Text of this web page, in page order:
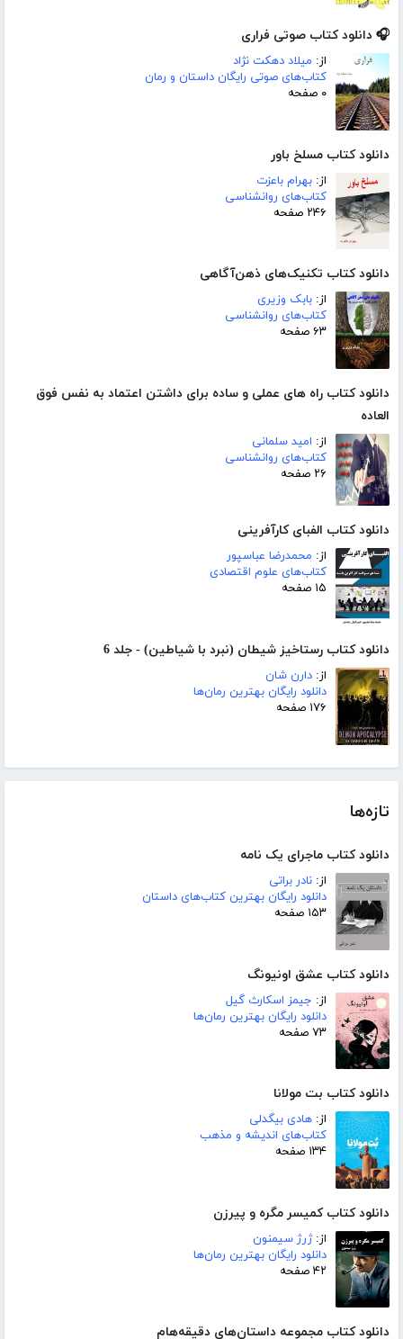
🎧 دانلود کتاب صوتی فراری
از: میلاد دهکت نژاد
کتاب‌های صوتی رایگان داستان و رمان
۰ صفحه
دانلود کتاب مسلخ باور
از: بهرام باعزت
کتاب‌های روانشناسی
۲۴۶ صفحه
دانلود کتاب تکنیک‌های ذهن‌آگاهی
از: بابک وزیری
کتاب‌های روانشناسی
۶۳ صفحه
دانلود کتاب راه های عملی و ساده برای داشتن اعتماد به نفس فوق
العاده
از: امید سلمانی
کتاب‌های روانشناسی
۲۶ صفحه
دانلود کتاب الفبای کارآفرینی
از: محمدرضا عباسپور
کتاب‌های علوم اقتصادی
۱۵ صفحه
دانلود کتاب رستاخیز شیطان (نبرد با شیاطین) - جلد 6
از: دارن شان
دانلود رایگان بهترین رمان‌ها
۱۷۶ صفحه
تازه‌ها
دانلود کتاب ماجرای یک نامه
از: نادر براتی
دانلود رایگان بهترین کتاب‌های داستان
۱۵۳ صفحه
دانلود کتاب عشق اونیونگ
از: جیمز اسکارث گیل
دانلود رایگان بهترین رمان‌ها
۷۳ صفحه
دانلود کتاب بت مولانا
از: هادی بیگدلی
کتاب‌های اندیشه و مذهب
۱۳۴ صفحه
دانلود کتاب کمیسر مگره و پیرزن
از:ژرژ سیمنون
دانلود رایگان بهترین رمان‌ها
۴۲ صفحه
دانلود کتاب مجموعه داستان‌های دقیقه‌هام